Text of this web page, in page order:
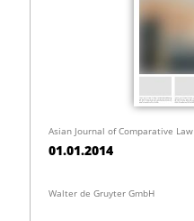
Asian Journal of Comparative Law
01.01.2014
Walter de Gruyter GmbH